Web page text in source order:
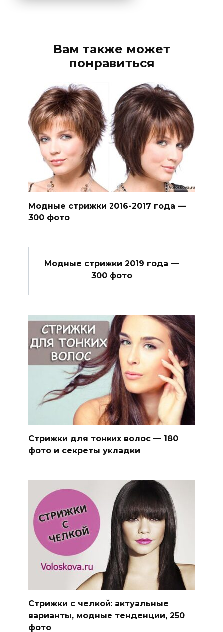
Вам также может
понравиться
Модные стрижки 2016-2017 года —
300 фото
Модные стрижки 2019 года —
300 фото
Стрижки для тонких волос — 180
фото и секреты укладки
Стрижки с челкой: актуальные
варианты, модные тенденции, 250
фото